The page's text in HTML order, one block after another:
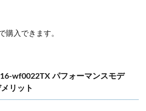
購入できます。
16-wf0022TX パフォーマンスモデ
リット